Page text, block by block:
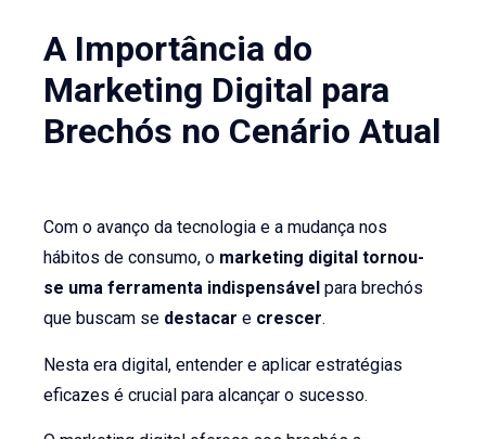
A Importância do
Marketing Digital para
Brechós no Cenário Atual
Com o avanço da tecnologia e a mudança nos
hábitos de consumo, o marketing digital tornou-
se uma ferramenta indispensável para brechós
que buscam se destacare crescer.
Nesta era digital, entender e aplicar estratégias
eficazes é crucial para alcançar o sucesso.